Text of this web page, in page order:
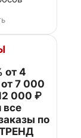
от 4
7 000
000 ₽
все
по